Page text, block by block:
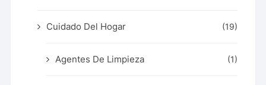
Cuidado Del Hogar (19)
Agentes De Limpieza (1)